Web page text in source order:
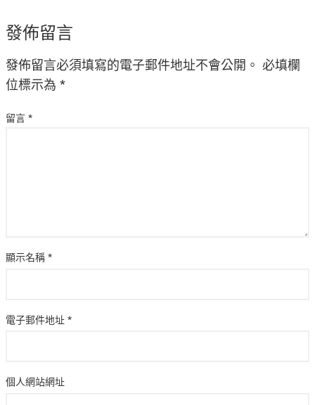
發佈留言
發佈留言必須填寫的電子郵件地址不會公開。 必填欄
位標示為 *
留言 *
顯示名稱 *
電子郵件地址 *
個人網站網址